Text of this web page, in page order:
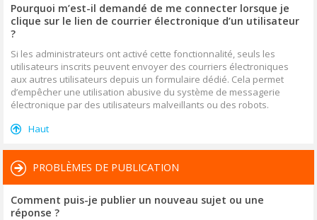
Pourquoi m’est-il demandé de me connecter lorsque je
clique sur le lien de courrier électronique d’un utilisateur
?
Si les administrateurs ont activé cette fonctionnalité, seuls les
utilisateurs inscrits peuvent envoyer des courriers électroniques
aux autres utilisateurs depuis un formulaire dédié. Cela permet
d’empêcher une utilisation abusive du système de messagerie
électronique par des utilisateurs malveillants ou des robots.
Haut
PROBLÈMES DE PUBLICATION
Comment puis-je publier un nouveau sujet ou une
réponse ?